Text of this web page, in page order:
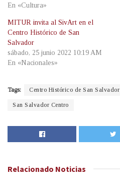
En «Cultura»
MITUR invita al SivArt en el
Centro Histórico de San
Salvador
sábado, 25 junio 2022 10:19 AM
En «Nacionales»
Tags: Centro Histórico de San Salvador
San Salvador Centro
Relacionado Noticias